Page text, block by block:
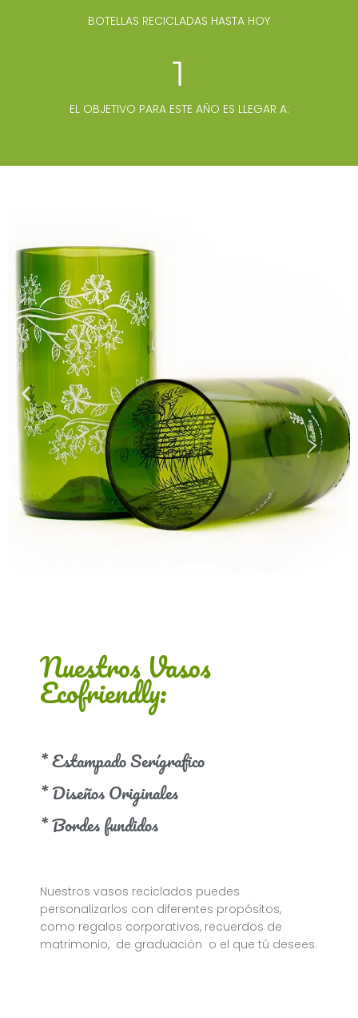
BOTELLAS RECICLADAS HASTA HOY
EL OBJETIVO PARA ESTE AÑO ES LLEGAR A:
1
Nuestros Vasos
Ecofriendly:
* Estampado Serígrafico
* Diseños Originales
* Bordes fundidos
Nuestros vasos reciclados puedes
personalizarlos con diferentes propósitos,
como regalos corporativos, recuerdos de
matrimonio, de graduación o el que tú desees.